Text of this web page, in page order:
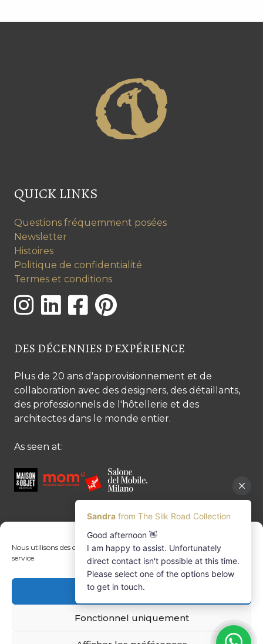
Nous utilisons des cookies pour optimiser notre site web et notre
service.
Acceptez cookies
Fonctionnel uniquement
QUICK LINKS
Questions fréquemment posées
Newsletter
Histoires
Politique de confidentialité
Termes et conditions
DES DÉCENNIES D'EXPÉRIENCE
Plus de 20 ans d'approvisionnement et de
collaboration avec des designers, des détaillants,
des professionnels de l'hôtellerie et des
architectes dans le monde entier.
As seen at:
CONTACTEZ-NOUS
Contactez-nous
Margret Ressang:+32 (0)496 107 647
Sandra Mommen:+32 (0)475 26 43 98
info@tradingpartners-silkroad.com